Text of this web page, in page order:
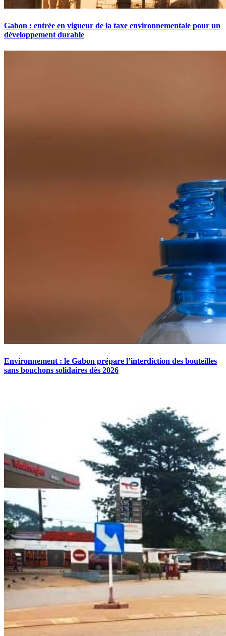
Gabon : entrée en vigueur de la taxe environnementale pour un
développement durable
Environnement : le Gabon prépare l’interdiction des bouteilles
sans bouchons solidaires dès 2026